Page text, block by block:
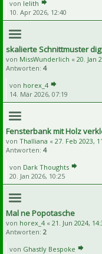
von lelith
10. Apr 2026, 12:40
skalierte Schnittmuster
von MissWunderlich « 20. Jan
Antworten: 4
von horex_4
14. Mär 2026, 07:19
Fensterbank mit Holz
von Thalliana « 27. Feb 2023,
Antworten: 4
von Dark Thoughts
20. Jan 2026, 10:25
Mal ne Popotasche
von horex_4 « 21. Jun 2024,
Antworten: 2
von Ghastly Bespoke